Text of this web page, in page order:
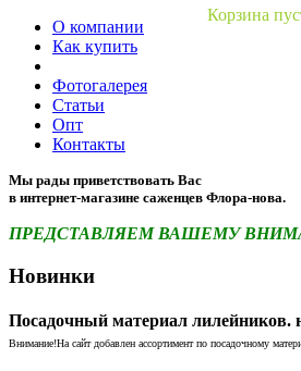
Корзина
О компании
Как купить
Фотогалерея
Статьи
Опт
Контакты
Мы рады приветствовать Вас
в интернет-магазине саженцев Флора-нова.
ПРЕДСТАВЛЯЕМ ВАШЕМУ
Новинки
Посадочный материал лилейников.
Внимание!На сайт добавлен ассортимент по посадочному